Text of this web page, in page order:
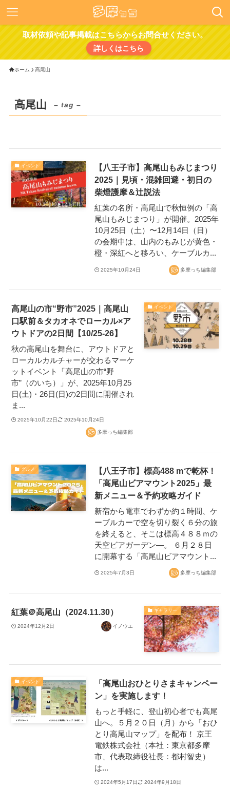
取材依頼や記事掲載はこちらからお問合せください。
詳しくはこちら
ホーム 高尾山
高尾山 – tag –
イベント
【八王子市】高尾山もみじまつり
2025｜見頃・混雑回避・初日の
柴燈護摩＆辻説法
紅葉の名所・高尾山で秋恒例の「高
尾山もみじまつり」が開催。2025年
10月25日（土）〜12月14日（日）
の会期中は、山内のもみじが黄色・
橙・深紅へと移ろい、ケーブルカ...
2025年10月24日 多摩っち編集部
イベント
高尾山の市“野市”2025｜高尾山
口駅前＆タカオネでローカル×ア
ウトドアの2日間【10/25-26】
秋の高尾山を舞台に、アウトドアと
ローカルカルチャーが交わるマーケ
ットイベント「高尾山の市“野
市”（のいち）」が、2025年10月25
日(土)・26日(日)の2日間に開催され
ま...
2025年10月22日 2025年10月24日
多摩っち編集部
グルメ
【八王子市】標高488 mで乾杯！
「高尾山ビアマウント2025」最
新メニュー＆予約攻略ガイド
新宿から電車でわずか約１時間、ケ
ーブルカーで空を切り裂く６分の旅
を終えると、そこは標高４８８ｍの
天空ビアガーデン―。 ６月２８日
に開幕する「高尾山ビアマウント...
2025年7月3日 多摩っち編集部
ギャラリー
紅葉＠高尾山（2024.11.30）
2024年12月2日 イノウエ
イベント
「高尾山おひとりさまキャンペー
ン」を実施します！
もっと手軽に、登山初心者でも高尾
山へ。５月２０日（月）から「おひ
とり高尾山マップ」を配布！ 京王
電鉄株式会社（本社：東京都多摩
市、代表取締役社長：都村智史）
は...
2024年5月17日 2024年9月18日